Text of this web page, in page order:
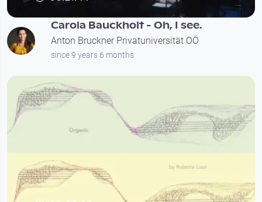
Carola Bauckholt - Oh, I see.
Anton Bruckner Privatuniversität OÖ
since 9 years 6 months